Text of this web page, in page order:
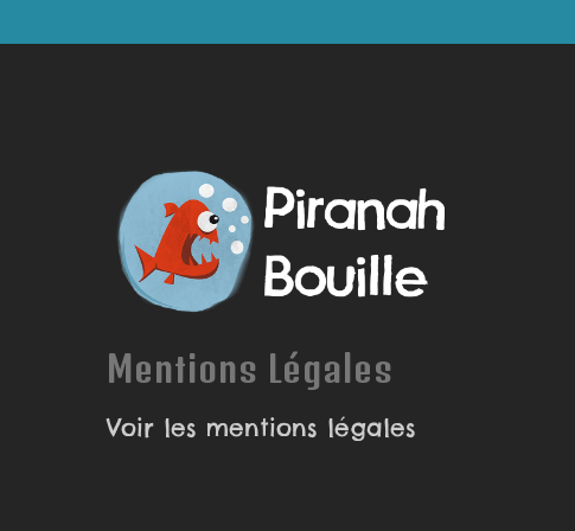
Mentions Légales
Voir les mentions légales